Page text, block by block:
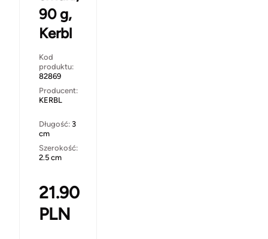
90 g,
Kerbl
Kod
produktu:
82869
Producent:
KERBL
Długość: 3
cm
Szerokość:
2.5 cm
21.90
PLN